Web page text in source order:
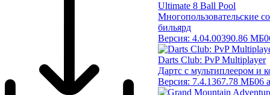
Ultimate 8 Ball Pool
Многопользовательские
бильярд
Версия: 4.04.00390.86 МБ
Darts Club: PvP Multiplayer
Дартс с мультиплеером и
Версия: 7.4.1367.78 МБ06